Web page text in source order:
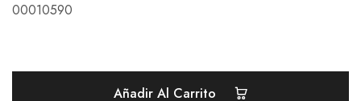
00010590
Añadir Al Carrito